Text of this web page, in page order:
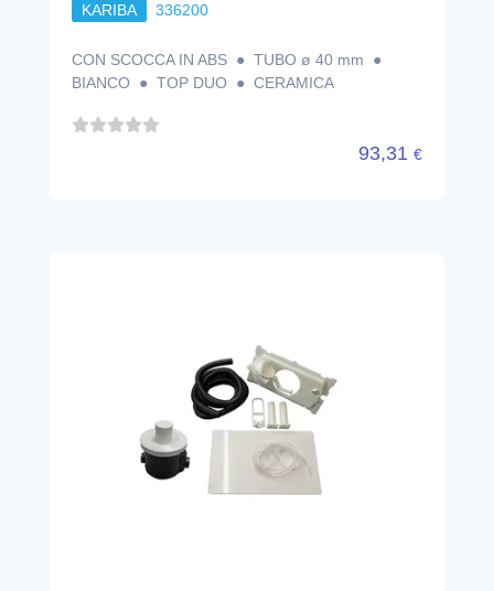
KARIBA 336200
CON SCOCCA IN ABS ● TUBO ø 40 mm ●
BIANCO ● TOP DUO ● CERAMICA
93,31 €